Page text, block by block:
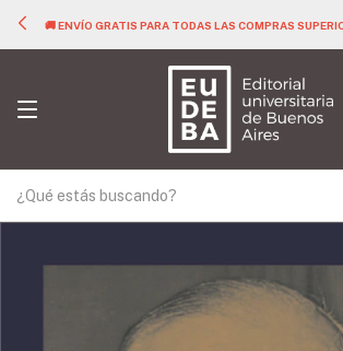
🚚 ENVÍO GRATIS PARA TODAS LAS COMPRAS